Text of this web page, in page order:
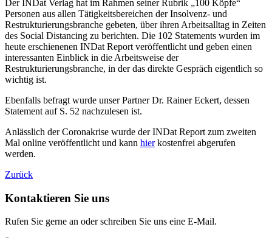
Der INDat Verlag hat im Rahmen seiner Rubrik „100 Köpfe“
Personen aus allen Tätigkeitsbereichen der Insolvenz- und
Restrukturierungsbranche gebeten, über ihren Arbeitsalltag in Zeiten
des Social Distancing zu berichten. Die 102 Statements wurden im
heute erschienenen INDat Report veröffentlicht und geben einen
interessanten Einblick in die Arbeitsweise der
Restrukturierungsbranche, in der das direkte Gespräch eigentlich so
wichtig ist.
Ebenfalls befragt wurde unser Partner Dr. Rainer Eckert, dessen
Statement auf S. 52 nachzulesen ist.
Anlässlich der Coronakrise wurde der INDat Report zum zweiten
Mal online veröffentlicht und kann hierkostenfrei abgerufen
werden.
Zurück
Kontaktieren Sie uns
Rufen Sie gerne an oder schreiben Sie uns eine E-Mail.